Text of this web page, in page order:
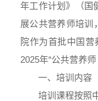
年工作计划》（国
展公共营养师培训
院作为首批中国
2025年“公共营养
一、培训内容
培训课程按照